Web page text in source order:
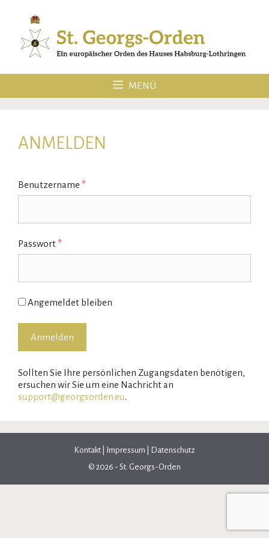
springen
MENÜ
ANMELDEN
Benutzername *
Passwort *
Angemeldet bleiben
Sollten Sie Ihre persönlichen Zugangsdaten benötigen,
ersuchen wir Sie um eine Nachricht an
support@georgsorden.eu.
Kontakt Impressum
Datenschutz
© 2026 - St. Georgs-Orden